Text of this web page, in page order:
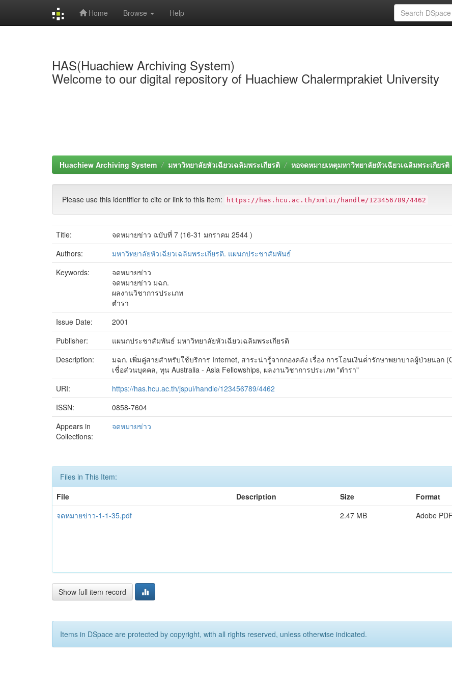
Home Browse Help
HAS(Huachiew Archiving System)
Welcome to our digital repository of Huachiew Chalermprakiet University
Huachiew Archiving System มหาวิทยาลัยหัวเฉียวเฉลิมพระเกียรติ หอจดหมายเหตุมหาวิทยาลัยหัวเฉียวเฉลิมพระเกียรติ
Please use this identifier to cite or link to this item: https://has.hcu.ac.th/xmlui/handle/123456789/4462
Title:
จดหมายข่าว ฉบับที่ 7 (16-31 มกราคม 2544 )
Authors:
มหาวิทยาลัยหัวเฉียวเฉลิมพระเกียรติ. แผนกประชาสัมพันธ์
Keywords:
จดหมายข่าว
จดหมายข่าว มฉก.
ผลงานวิชาการประเภท
ตำรา
Issue Date:
2001
Publisher:
แผนกประชาสัมพันธ์ มหาวิทยาลัยหัวเฉียวเฉลิมพระเกียรติ
Description:
มฉก. เพิ่มคู่สายสำหรับใช้บริการ Internet, สาระน่ารู้จากกองคลัง เรื่อง การโอนเงินค่่ารักษาพยาบาลผู้ป่วยนอ
เชื่อส่วนบุคคล, ทุน Australia - Asia Fellowships, ผลงานวิชาการประเภท "ตำรา"
URI:
https://has.hcu.ac.th/jspui/handle/123456789/4462
ISSN:
0858-7604
Appears in
Collections:
จดหมายข่าว
Files in This Item:
File
Description Size
Format
จดหมายข่าว-1-1-35.pdf
2.47 MB Adobe PDF
Show full item record
Items in DSpace are protected by copyright, with all rights reserved, unless otherwise indicated.